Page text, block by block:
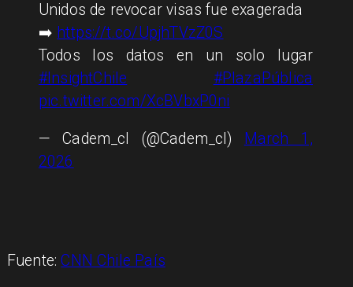
Unidos de revocar visas fue exagerada
➡️ https://t.co/UpjhTVzZ0S
Todos los datos en un solo lugar
#InsightChile
#PlazaPública
pic.twitter.com/XcBVbxP0ni
— Cadem_cl (@Cadem_cl)
March 1,
2026
Fuente:CNN Chile País